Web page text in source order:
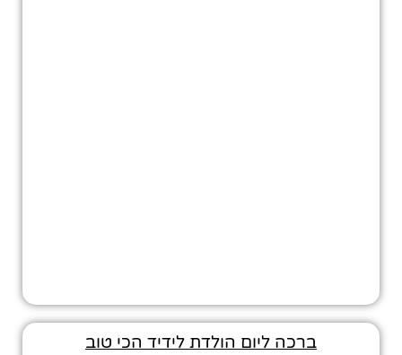
ברכה ליום הולדת לידיד הכי טוב